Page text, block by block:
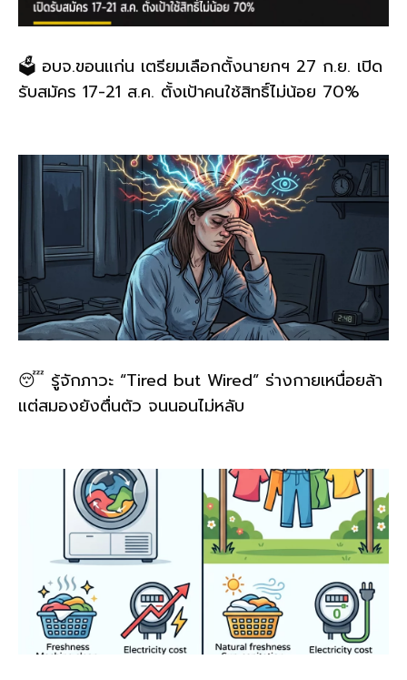
🗳️ อบจ.ขอนแก่น เตรียมเลือกตั้งนายกฯ 27 ก.ย. เปิด
รับสมัคร 17-21 ส.ค. ตั้งเป้าคนใช้สิทธิ์ไม่น้อย 70%
😴 รู้จักภาวะ “Tired but Wired” ร่างกายเหนื่อยล้า
แต่สมองยังตื่นตัว จนนอนไม่หลับ